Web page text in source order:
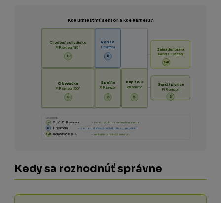
Kde umiestniť senzor a kde kameru?
Obývačka
PIR senzor 360°
S
Chodba / schodisko
PIR senzor 180°
S
Kúp. / WC
len senzor
S
Vchod
IP kamera
K
Spálňa
PIR senzor
S
Záhrada / brána
Kamera + senzor
S+K
Garáž / pivnica
PIR senzor
S
Legenda
S
Stačí PIR senzor
– lacné, rýchle, na automatiku svetla
K
IP kamera – záznam, diaľkový dohľad, dôkaz pre políciu
S+K Kombinácia S+K – vonkajšie a rizikové miesta
Kedy sa rozhodnúť správne